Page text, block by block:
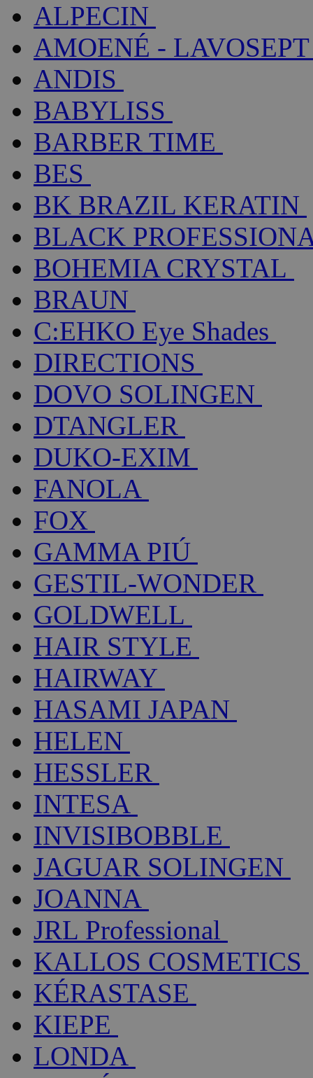
ALPECIN
AMOENÉ - LAVOSEPT
ANDIS
BABYLISS
BARBER TIME
BES
BK BRAZIL KERATIN
BLACK
BOHEMIA CRYSTAL
BRAUN
C:EHKO Eye Shades
DIRECTIONS
DOVO SOLINGEN
DTANGLER
DUKO-EXIM
FANOLA
FOX
GAMMA PIÚ
GESTIL-WONDER
GOLDWELL
HAIR STYLE
HAIRWAY
HASAMI JAPAN
HELEN
HESSLER
INTESA
INVISIBOBBLE
JAGUAR SOLINGEN
JOANNA
JRL Professional
KALLOS COSMETICS
KÉRASTASE
KIEPE
LONDA